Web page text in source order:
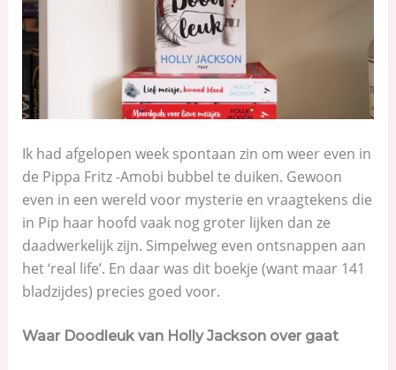
Ik had afgelopen week spontaan zin om weer even in
de Pippa Fritz -Amobi bubbel te duiken. Gewoon
even in een wereld voor mysterie en vraagtekens die
in Pip haar hoofd vaak nog groter lijken dan ze
daadwerkelijk zijn. Simpelweg even ontsnappen aan
het ‘real life’. En daar was dit boekje (want maar 141
bladzijdes) precies goed voor.
Waar Doodleuk van Holly Jackson over gaat